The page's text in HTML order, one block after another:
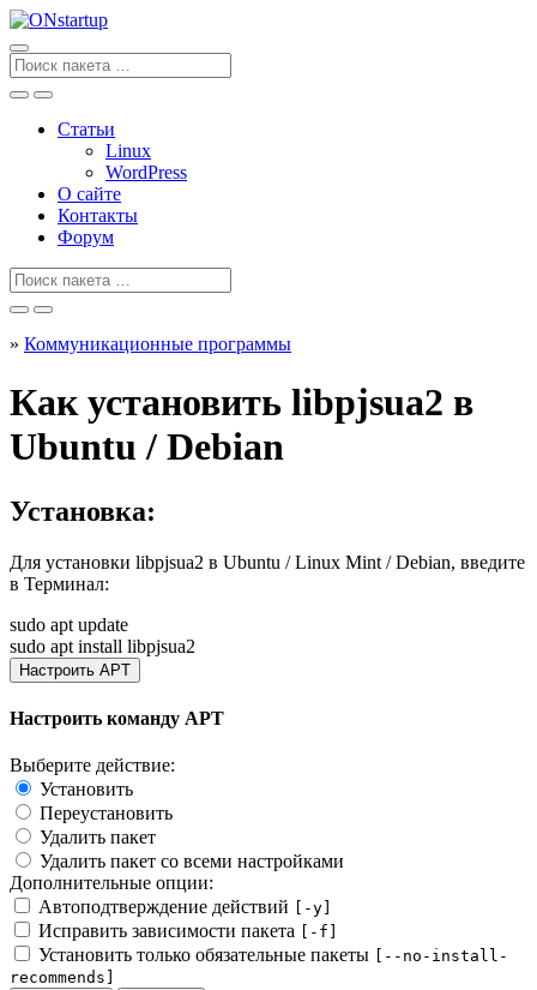
Перейти
к
содержанию
Поиск
для
Статьи
Linux
WordPress
О сайте
Контакты
Форум
Поиск
» Коммуникационные программы
Как установить libpjsua2 в
Ubuntu / Debian
Установка:
Для установки libpjsua2 в Ubuntu / Linux Mint / Debian, введите
в Терминал:
sudo apt update
sudo apt install libpjsua2
Настроить APT
Настроить команду APT
Выберите действие:
Установить
Переустановить
Удалить пакет
Удалить пакет со всеми настройками
Дополнительные опции:
Автоподтверждение действий
[-y]
Исправить зависимости пакета [-f]
Установить только обязательные пакеты
[--no-install-
recommends]